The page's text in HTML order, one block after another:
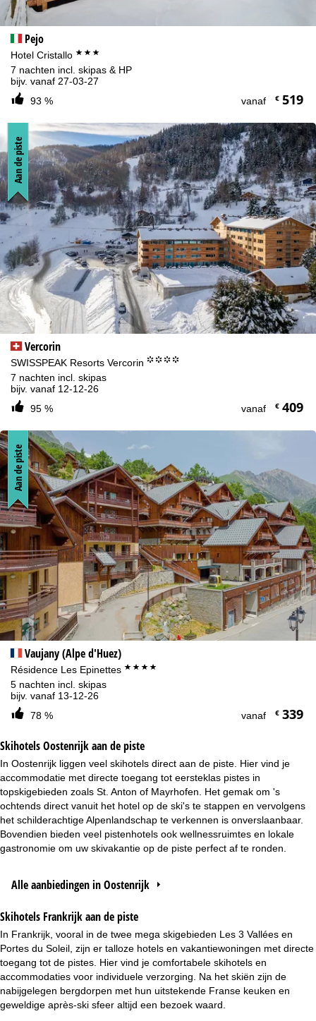
Pejo
Hotel Cristallo ***
7 nachten incl. skipas & HP
bijv. vanaf 27-03-27
93 %
vanaf €519
Vercorin
SWISSPEAK Resorts Vercorin °°°°
7 nachten incl. skipas
bijv. vanaf 12-12-26
95 %
vanaf €409
Aan de piste
Vaujany (Alpe d'Huez)
Résidence Les Epinettes ****
5 nachten incl. skipas
bijv. vanaf 13-12-26
78 %
vanaf €339
Aan de piste
Skihotels Oostenrijk aan de piste
In Oostenrijk liggen veel skihotels direct aan de piste. Hier vind je
accommodatie met directe toegang tot eersteklas pistes in
topskigebieden zoals St. Anton of Mayrhofen. Het gemak om 's
ochtends direct vanuit het hotel op de ski's te stappen en vervolgens
het schilderachtige Alpenlandschap te verkennen is onverslaanbaar.
Bovendien bieden veel pistenhotels ook wellnessruimtes en lokale
gastronomie om uw skivakantie op de piste perfect af te ronden.
Alle aanbiedingen in Oostenrijk
Skihotels Frankrijk aan de piste
In Frankrijk, vooral in de twee mega skigebieden Les 3 Vallées en
Portes du Soleil, zijn er talloze hotels en vakantiewoningen met directe
toegang tot de pistes. Hier vind je comfortabele skihotels en
accommodaties voor individuele verzorging. Na het skiën zijn de
nabijgelegen bergdorpen met hun uitstekende Franse keuken en
geweldige après-ski sfeer altijd een bezoek waard.